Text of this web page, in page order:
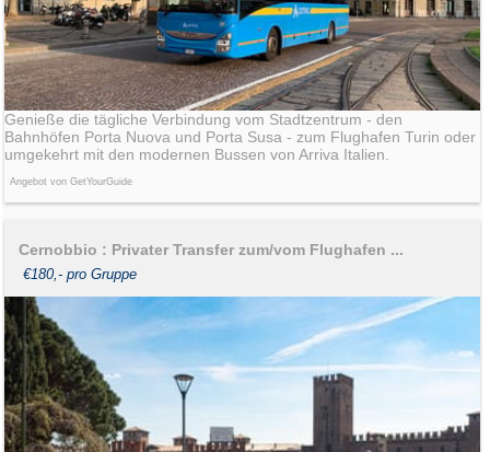
Genieße die tägliche Verbindung vom Stadtzentrum - den
Bahnhöfen Porta Nuova und Porta Susa - zum Flughafen Turin oder
umgekehrt mit den modernen Bussen von Arriva Italien.
Angebot von GetYourGuide
Cernobbio : Privater Transfer zum/vom Flughafen ...
€180,- pro Gruppe